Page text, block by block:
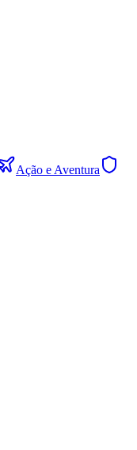
Ação e Aventura